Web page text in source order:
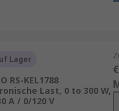
Lager
RS-KEL1788
Last, 0 to 300 W,
A / 0/120 V